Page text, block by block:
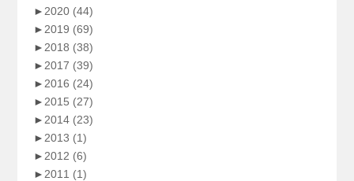
► 2020 (44)
► 2019 (69)
► 2018 (38)
► 2017 (39)
► 2016 (24)
► 2015 (27)
► 2014 (23)
► 2013 (1)
► 2012 (6)
► 2011 (1)